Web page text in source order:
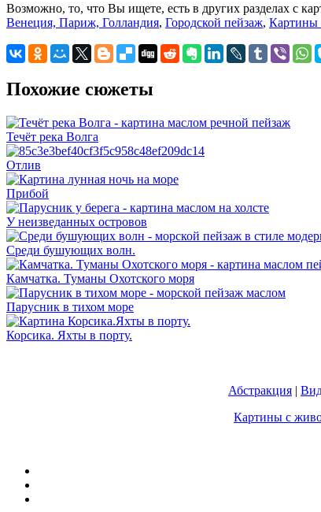
Возможно, то, что Вы ищете, есть в других разделах с
Венеция, Париж, Голландия, Городской пейзаж, Картины
Похожие сюжеты
Течёт река Волга
Отлив
Прибой
У неизведанных островов
Среди бушующих волн.
Камчатка. Туманы Охотского моря
Парусник в тихом море
Корсика. Яхты в порту.
Абстракция |
Картины с